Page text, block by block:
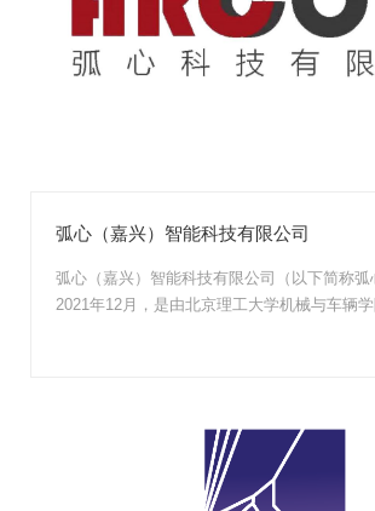
弧心（嘉兴）智能科技有限公司
弧心（嘉兴）智能科技有限公司（以下简称
2021年12月，是由北京理工大学机械与车辆